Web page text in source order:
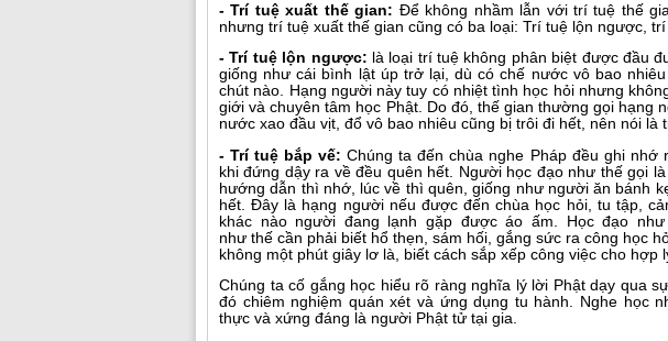
- Trí tuệ xuất thế gian: Để không nhầm lẫn với trí tuệ thế
nhưng trí tuệ xuất thế gian cũng có ba loại: Trí tuệ lộn ngược,
- Trí tuệ lộn ngược: là loại trí tuệ không phân biệt được đầu
giống như cái bình lật úp trở lại, dù có chế nước vô bao
chút nào. Hạng người này tuy có nhiệt tình học hỏi nhưng
giới và chuyên tâm học Phật. Do đó, thế gian thường gọi hạng
nước xao đầu vịt, đổ vô bao nhiêu cũng bị trôi đi hết, nên nói là
- Trí tuệ bắp vế:Chúng ta đến chùa nghe Pháp đều ghi
khi đứng dậy ra về đều quên hết. Người học đạo như thế gọi
hướng dẫn thì nhớ, lúc về thì quên, giống như người ăn bánh
hết. Đây là hạng người nếu được đến chùa học hỏi, tu tập,
khác nào người đang lạnh gặp được áo ấm. Học đạo
như thế cần phải biết hổ thẹn, sám hối, gắng sức ra công học
không một phút giây lơ là, biết cách sắp xếp công việc cho hợp
Chúng ta cố gắng học hiểu rõ ràng nghĩa lý lời Phật dạy qua
đó chiêm nghiệm quán xét và ứng dụng tu hành. Nghe học
thực và xứng đáng là người Phật tử tại gia.